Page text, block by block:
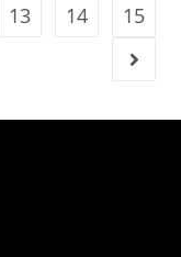
13 14 15